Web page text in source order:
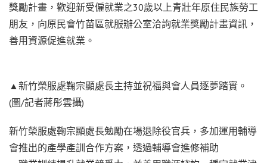
獎勵計畫，歡迎新受僱就業之30歲以上青壯年原住民族勞工
朋友，向原民會竹苗區就服辦公室洽詢就業獎勵計畫資訊，
善用資源促進就業。
▲新竹榮服處鞠宗顯處長主持並祝福與會人員逐夢踏實。
(圖/記者蔣彤雲攝)
新竹榮服處鞠宗顯處長勉勵在場退除役官兵，多加運用輔導
會推出的產學產訓合作方案，透過輔導會進修補助